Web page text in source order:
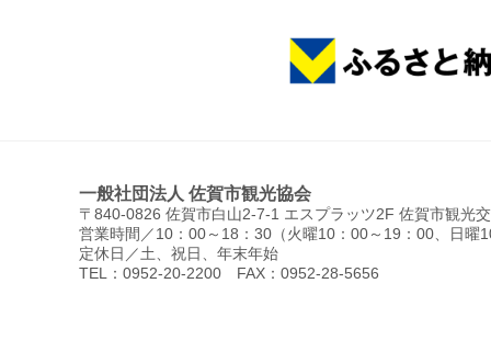
一般社団法人 佐賀市観光協会
〒840-0826 佐賀市白山2-7-1 エスプラッツ2F 佐賀市観光
営業時間／10：00～18：30（火曜10：00～19：00、日曜
定休日／土、祝日、年末年始
TEL：0952-20-2200 FAX：0952-28-5656